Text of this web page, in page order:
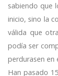
sabiendo que
inicio, sino la
válida que
podía ser
perdurasen en
Han pasado